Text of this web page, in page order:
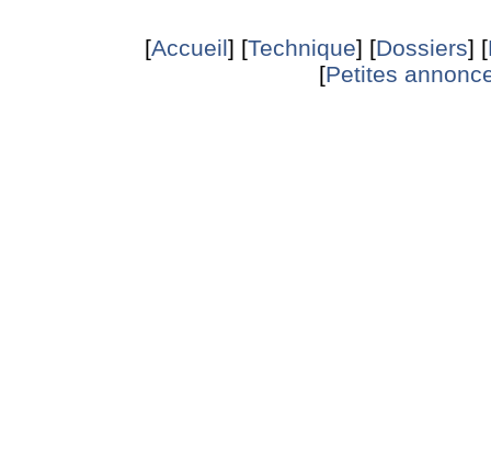
[Accueil] [Technique] [Dossiers] [
[Petites